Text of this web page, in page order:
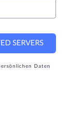
SERVERS
Daten